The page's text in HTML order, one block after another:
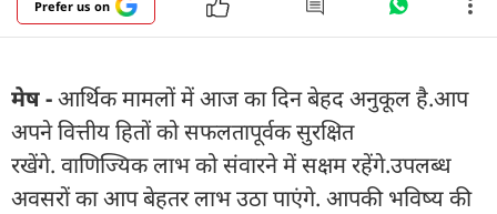
Prefer us on
मेष -आर्थिक मामलों में आज का दिन बेहद अनुकूल है.आप
अपने वित्तीय हितों को सफलतापूर्वक सुरक्षित
रखेंगे. वाणिज्यिक लाभ को संवारने में सक्षम रहेंगे.उपलब्ध
अवसरों का आप बेहतर लाभ उठा पाएंगे. आपकी भविष्य की